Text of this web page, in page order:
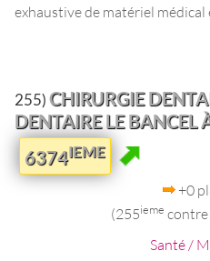
exhaustive de matériel médical
255)CHIRURGIE
DENTAIRE LE BANCEL
6374IEME
+0
(255ieme contre
Santé /